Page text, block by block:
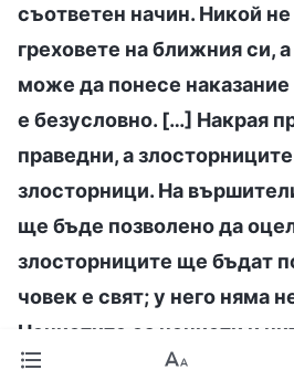
съответен начин. Никой
греховете на ближния си,
може да понесе наказание
е безусловно. […] Накрая
праведни, а
злосторници. На
ще бъде позволено да
злосторниците ще бъдат
човек е свят; у него няма
Нечистите са нечисти и
от тях не е свята.